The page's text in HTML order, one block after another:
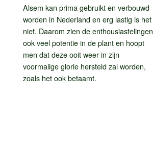
Alsem kan prima gebruikt en verbouwd
worden in Nederland en erg lastig is het
niet. Daarom zien de enthousiastelingen
ook veel potentie in de plant en hoopt
men dat deze ooit weer in zijn
voormalige glorie hersteld zal worden,
zoals het ook betaamt.